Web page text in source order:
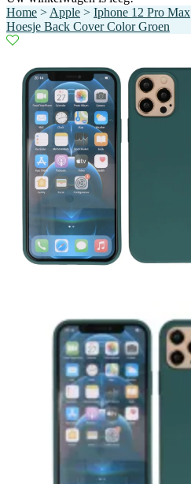
Home > Apple > Iphone 12 Pro Max
Hoesje Back Cover Color Groen